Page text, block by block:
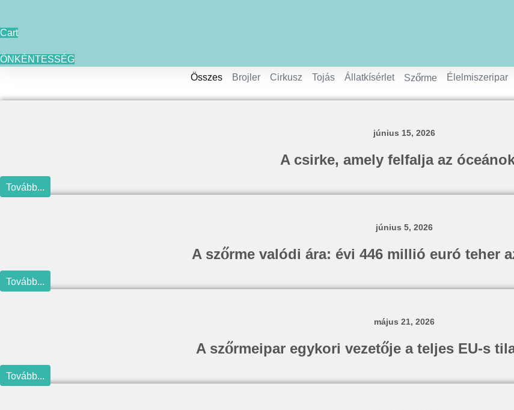
Cart
ÖNKÉNTESSÉG
Brojler
Cirkusz Tojás Állatkísérlet Szőrme Élelmiszeripar
Összes
június 15, 2026
A csirke, amely felfalja az
Tovább...
június 5, 2026
A szőrme valódi ára: évi 446 millió euró teher
Tovább...
május 21, 2026
A szőrmeipar egykori vezetője a teljes EU-s
Tovább...